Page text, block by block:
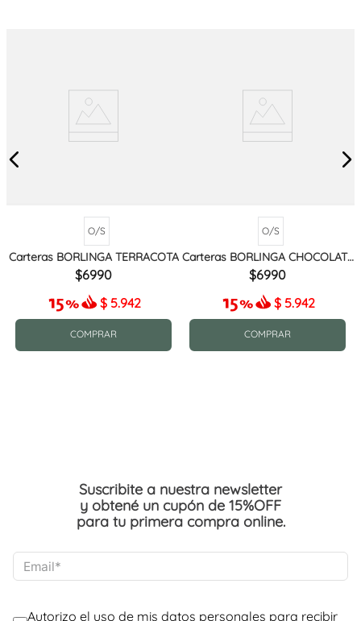
O/S
Carteras BORLINGA TERRACOTA
6990
$ 5.942
COMPRAR
O/S
Carteras BORLINGA CHOCOLATE
MIX
6990
$ 5.942
COMPRAR
Suscribite a nuestra newsletter
y obtené un cupón de 15%OFF
para tu primera compra online.